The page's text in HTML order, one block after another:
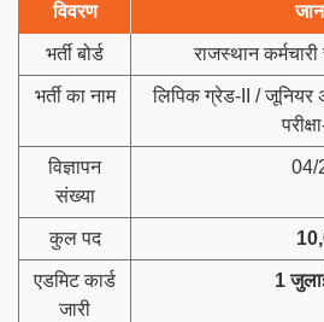
विवरण
भर्ती बोर्ड राजस्थान
भर्ती का नाम
लिपिक ग्रेड-II / जूनियर
विज्ञापन
संख्या
04/
कुल पद
एडमिट कार्ड
जारी
1